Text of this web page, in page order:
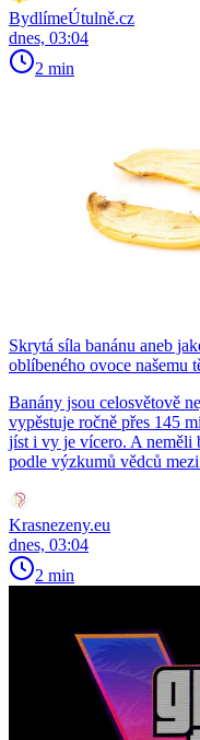
BydlímeÚtulně.cz
dnes, 03:04
2 min
Skrytá síla banánu aneb
oblíbeného ovoce našemu
Banány jsou celosvětově
vypěstuje ročně přes 145
jíst i vy je vícero. A neměli
podle výzkumů vědců
Krasnezeny.eu
dnes, 03:04
2 min